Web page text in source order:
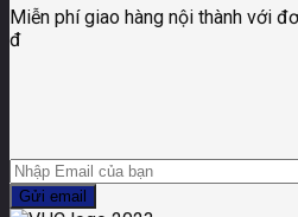
Miễn phí giao hàng nội thành với
đ